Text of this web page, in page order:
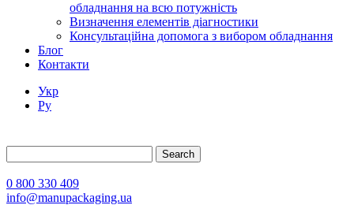
обладнання на всю потужність
Визначення елементів діагностики
Консультаційна допомога з вибором обладнання
Блог
Контакти
Укр
Ру
Search
0 800 330 409
info@manupackaging.ua